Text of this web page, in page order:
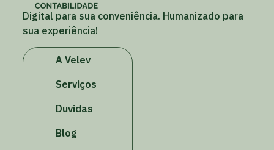
Digital para sua conveniência. Humanizado para
sua experiência!
A Velev
Serviços
Duvidas
Blog